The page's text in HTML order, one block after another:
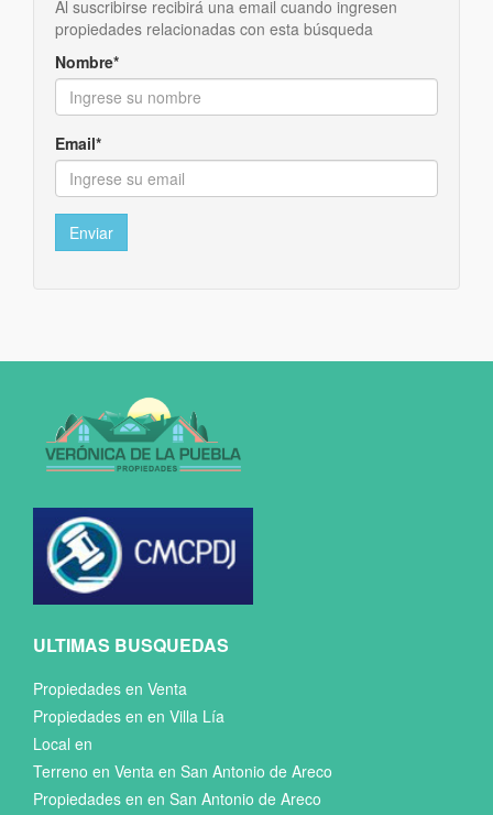
Al suscribirse recibirá una email cuando ingresen
propiedades relacionadas con esta búsqueda
Nombre*
Email*
Enviar
ULTIMAS BUSQUEDAS
Propiedades en Venta
Propiedades en en Villa Lía
Local en
Terreno en Venta en San Antonio de Areco
Propiedades en en San Antonio de Areco